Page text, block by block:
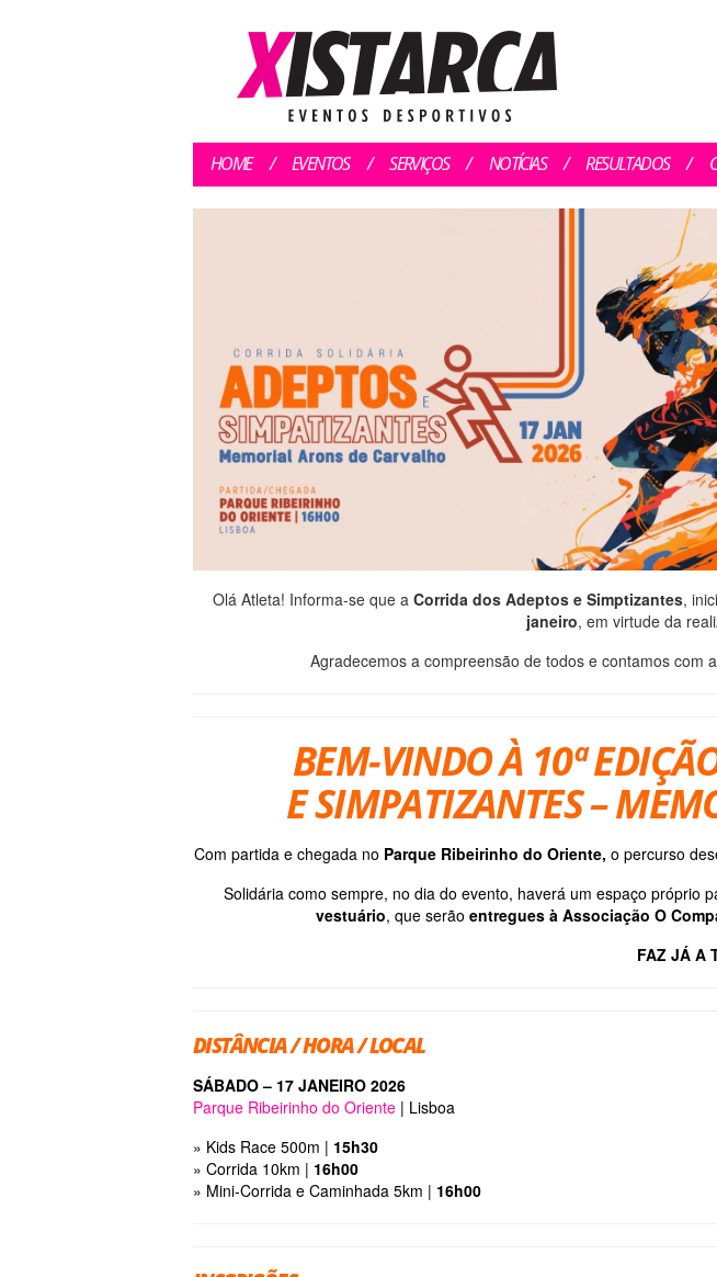
HOME EVENTOS SERVIÇOS NOTÍCIAS RESULTADOS
Olá Atleta! Informa-se que a Corrida dos Adeptos e Simptizantes,
janeiro, em virtude da
Agradecemos a compreensão de todos e contamos com
BEM-VINDO À 10ª
E SIMPATIZANTES –
Com partida e chegada no Parque Ribeirinho do Oriente, o percurso
Solidária como sempre, no dia do evento, haverá um espaço próprio
vestuário, que serão entregues à Associação O
FAZ JÁ A
DISTÂNCIA / HORA / LOCAL
SÁBADO – 17 JANEIRO 2026
Parque Ribeirinho do Oriente | Lisboa
» Kids Race 500m | 15h30
» Corrida 10km | 16h00
» Mini-Corrida e Caminhada 5km | 16h00